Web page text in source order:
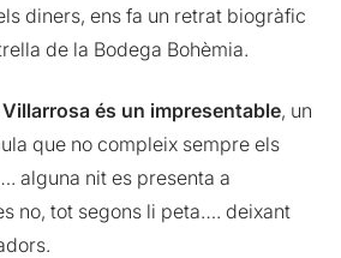
diners, ens fa un retrat biogràfic
de la Bodega Bohèmia.
és un impresentable, un
que no compleix sempre els
alguna nit es presenta a
no, tot segons li peta…. deixant